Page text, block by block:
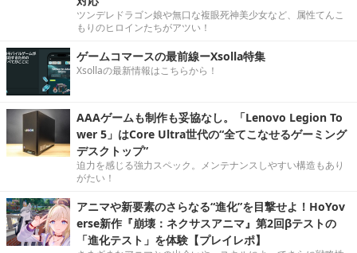
ツンデレドラゴン娘や無口な複眼死神美少女など、属性てんこ
もりのヒロインたちがアツい！
ゲームコマースの最前線ーXsolla特集
Xsollaの最新情報はこちらから！
AAAゲームも制作も妥協なし。「Lenovo Legion To
wer 5」はCore Ultra世代の“全てこなせるゲーミング
デスクトップ”
迫力を感じる強力スペック。メンテナンスしやすい構造もあり
がたい！
アニマや新要素のさらなる“進化”を目撃せよ！HoYov
erse新作『崩壊：ネクサスアニマ』第2回βテストの
「進化テスト」を体験【プレイレポ】